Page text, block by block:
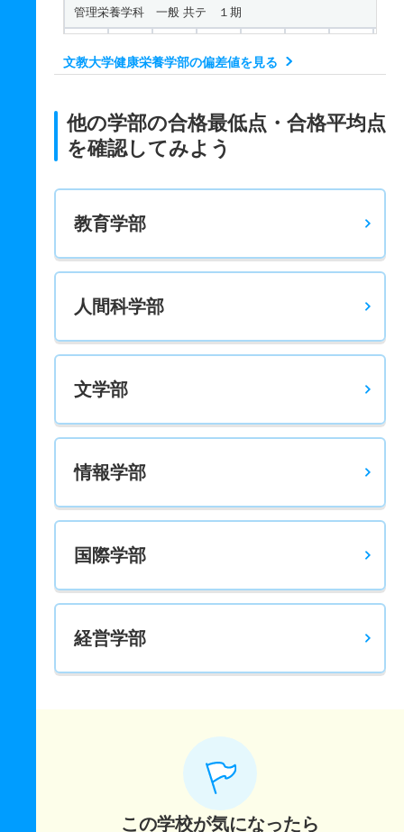
管理栄養学科 一般 共テ １期
管理栄養学科 一般 共テ ２期
管理栄養学科 一般 ニ ３期
文教大学健康栄養学部の偏差値を見る
他の学部の合格最低点・合格平均点
を確認してみよう
教育学部
人間科学部
文学部
情報学部
国際学部
経営学部
この学校が気になったら